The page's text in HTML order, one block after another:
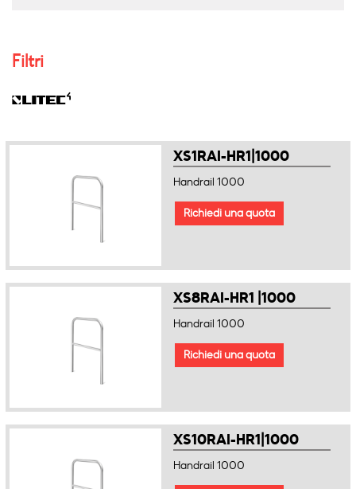
Filtri
XS1RAI-HR1|1000
Handrail 1000
Richiedi una quota
XS8RAI-HR1 |1000
Handrail 1000
Richiedi una quota
XS10RAI-HR1|1000
Handrail 1000